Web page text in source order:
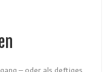
– oder als deftiges